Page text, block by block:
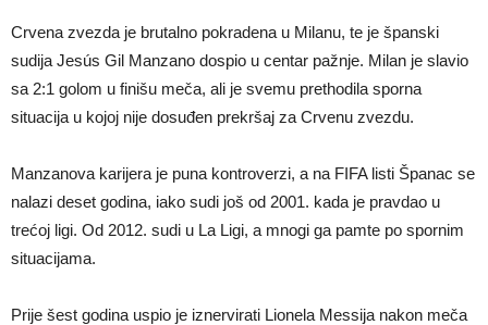
Mudrik se vratio na teren nakon više od 600 dana. Odmah ide na
posudbu?
Real Madrid odlučio: Endrick ide u Premier ligu!
Crvena zvezda je brutalno pokradena u Milanu, te je španski
sudija Jesús Gil Manzano dospio u centar pažnje. Milan je slavio
sa 2:1 golom u finišu meča, ali je svemu prethodila sporna
situacija u kojoj nije dosuđen prekršaj za Crvenu zvezdu.
Manzanova karijera je puna kontroverzi, a na FIFA listi Španac se
nalazi deset godina, iako sudi još od 2001. kada je pravdao u
trećoj ligi. Od 2012. sudi u La Ligi, a mnogi ga pamte po spornim
situacijama.
Prije šest godina uspio je iznervirati Lionela Messija nakon meča